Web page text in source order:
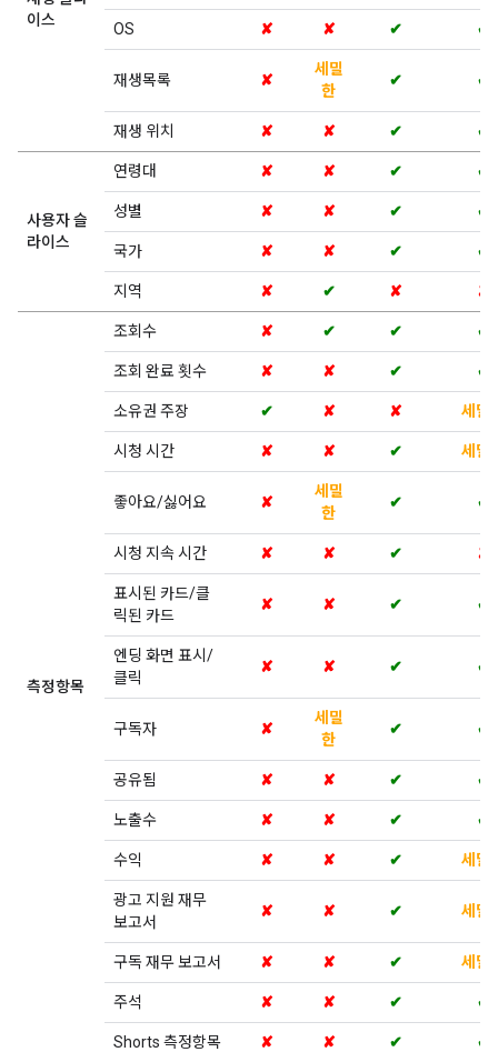
이스
OS ✘ ✘ ✔ ✔
재생목록 ✘
세밀
한
✔ ✔
재생 위치 ✘ ✘ ✔ ✔
사용자 슬
라이스
연령대 ✘ ✘ ✔ ✔
성별 ✘ ✘ ✔ ✔
국가 ✘ ✘ ✔ ✔
지역 ✘ ✔ ✘ ✘
측정항목
조회수 ✘ ✔ ✔ ✔
조회 완료 횟수 ✘ ✘ ✔ ✔
소유권 주장 ✔ ✘ ✘ 세밀
시청 시간 ✘ ✘ ✔ 세밀
좋아요/싫어요 ✘
세밀
한
✔ ✔
시청 지속 시간 ✘ ✘ ✔ ✘
표시된 카드/클
릭된 카드
✘ ✘ ✔ ✔
엔딩 화면 표시/
클릭
✘ ✘ ✔ ✔
구독자 ✘
세밀
한
✔ ✔
공유됨 ✘ ✘ ✔ ✔
노출수 ✘ ✘ ✔ ✔
수익 ✘ ✘ ✔ 세밀
광고 지원 재무
보고서
✘ ✘ ✔ 세밀
구독 재무 보고서 ✘ ✘ ✔ 세밀
주석 ✘ ✘ ✔ ✔
Shorts 측정항목 ✘ ✘ ✔ ✔